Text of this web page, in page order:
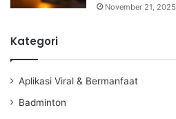
November 21, 2025
Kategori
Aplikasi Viral & Bermanfaat
Badminton